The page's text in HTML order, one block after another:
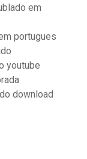
em
portugues
youtube
download